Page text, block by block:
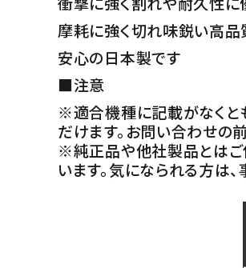
摩耗に強く切れ味鋭い高品
安心の日本製です
■注意
※適合機種に記載がなくと
だけます。お問い合わせの
※純正品や他社製品とは
います。気になられる方は